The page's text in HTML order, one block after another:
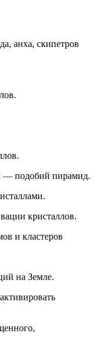
анха, скипетров
— подобий пирамид.
кристаллов.
и кластеров
на Земле.